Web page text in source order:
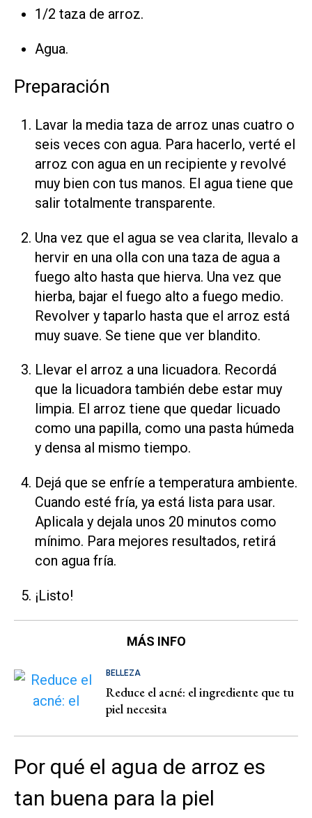
1/2 taza de arroz.
Agua.
Preparación
Lavar la media taza de arroz unas cuatro o
seis veces con agua. Para hacerlo, verté el
arroz con agua en un recipiente y revolvé
muy bien con tus manos. El agua tiene que
salir totalmente transparente.
Una vez que el agua se vea clarita, llevalo a
hervir en una olla con una taza de agua a
fuego alto hasta que hierva. Una vez que
hierba, bajar el fuego alto a fuego medio.
Revolver y taparlo hasta que el arroz está
muy suave. Se tiene que ver blandito.
Llevar el arroz a una licuadora. Recordá
que la licuadora también debe estar muy
limpia. El arroz tiene que quedar licuado
como una papilla, como una pasta húmeda
y densa al mismo tiempo.
Dejá que se enfríe a temperatura ambiente.
Cuando esté fría, ya está lista para usar.
Aplicala y dejala unos 20 minutos como
mínimo. Para mejores resultados, retirá
con agua fría.
¡Listo!
MÁS INFO
BELLEZA
Reduce el acné: el ingrediente que tu
piel necesita
Por qué el agua de arroz es
tan buena para la piel